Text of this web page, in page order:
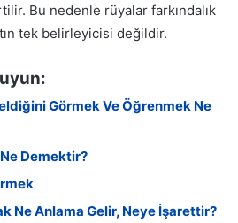
Bu nedenle rüyalar farkındalık
tek belirleyicisi değildir.
Görmek Ve Öğrenmek Ne
Demektir?
Ne Anlama Gelir, Neye İşarettir?